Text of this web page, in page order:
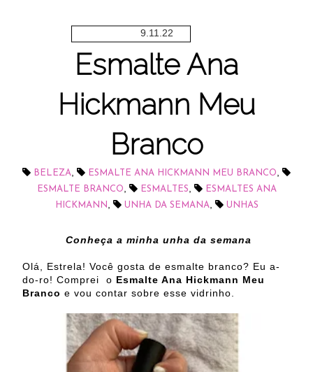
9.11.22
Esmalte Ana
Hickmann Meu
Branco
BELEZA ESMALTE ANA HICKMANN MEU BRANCO
ESMALTE BRANCO ESMALTES
ESMALTES ANA
HICKMANN
UNHA DA SEMANA UNHAS
Conheça a minha unha da semana
Olá, Estrela! Você gosta de esmalte branco? Eu a-
do-ro! Comprei o Esmalte Ana Hickmann Meu
Branco e vou contar sobre esse vidrinho.